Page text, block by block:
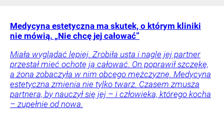
Medycyna estetyczna ma skutek, o którym kliniki
nie mówią. „Nie chcę jej całować”
Miała wyglądać lepiej. Zrobiła usta i nagle jej partner
przestał mieć ochotę ją całować. On poprawił szczękę,
a żona zobaczyła w nim obcego mężczyznę. Medycyna
estetyczna zmienia nie tylko twarz. Czasem zmusza
partnera, by nauczył się jej – i człowieka, którego kocha
– zupełnie od nowa.